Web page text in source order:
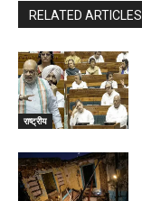
RELATED ARTICLES
राष्ट्रीय